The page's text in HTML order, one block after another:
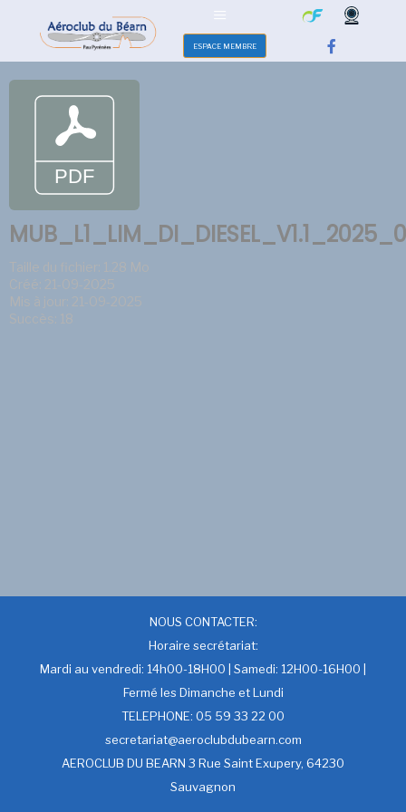
ESPACE MEMBRE
Taille du fichier: 1.28 Mo
Créé: 21-09-2025
Mis à jour: 21-09-2025
Succès: 18
NOUS CONTACTER:
Horaire secrétariat:
Mardi au vendredi: 14h00-18H00 | Samedi: 12H00-16H00 |
Fermé les Dimanche et Lundi
TELEPHONE: 05 59 33 22 00
secretariat@aeroclubdubearn.com
AEROCLUB DU BEARN 3 Rue Saint Exupery, 64230
Sauvagnon